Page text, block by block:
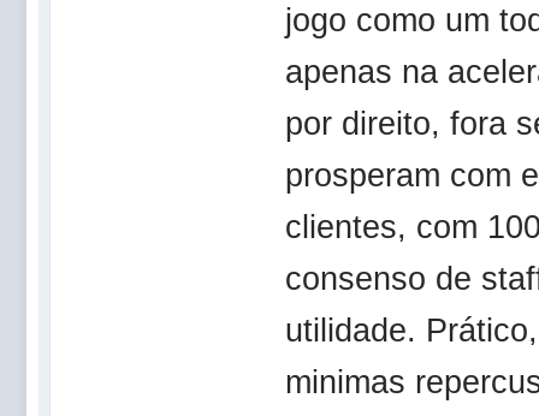
jogo como um
apenas na
por direito, fora
prosperam com
clientes, com
consenso de
utilidade.
minimas